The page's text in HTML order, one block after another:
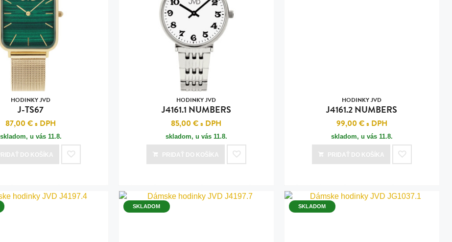
HODINKY JVD
J-TS67
87,00 €s DPH
skladom, u vás 11.8.
DO KOŠÍKA
HODINKY JVD
J4161.1 NUMBERS
85,00 €s DPH
skladom, u vás 11.8.
PRIDAŤDO KOŠÍKA
HODINKY JVD
J4161.2 NUMBERS
99,00 €s DPH
skladom, u vás 11.8.
PRIDAŤDO KOŠÍKA
SKLADOM SKLADOM